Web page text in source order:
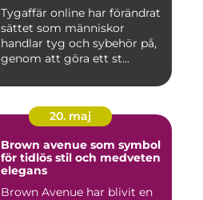
Tygaffär online har förändrat
sättet som människor
handlar tyg och sybehör på,
genom att göra ett st...
20. maj
Brown avenue som symbol
för tidlös stil och medveten
elegans
Brown Avenue har blivit en